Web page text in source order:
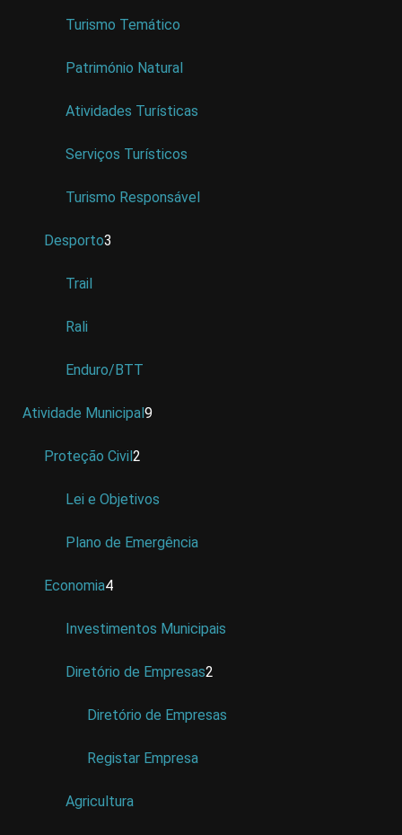
Turismo Temático
Património Natural
Atividades Turísticas
Serviços Turísticos
Turismo Responsável
Desporto3
Trail
Rali
Enduro/BTT
Atividade Municipal9
Proteção Civil2
Lei e Objetivos
Plano de Emergência
Economia4
Investimentos Municipais
Diretório de Empresas2
Diretório de Empresas
Registar Empresa
Agricultura